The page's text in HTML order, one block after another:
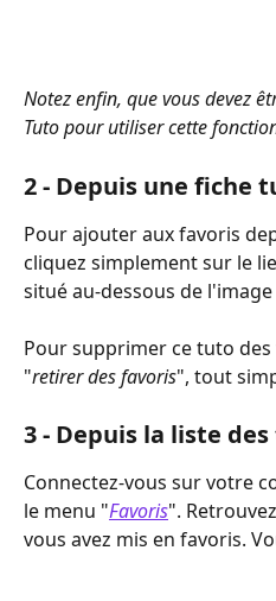
Notez enfin, que vous devez
Tuto pour utiliser cette
2 - Depuis une fiche
Pour ajouter aux favoris
cliquez simplement sur le
situé au-dessous de
Pour supprimer ce tuto
"retirer des favoris", tout
3 - Depuis la liste
Connectez-vous sur votre
le menu "Favoris".
vous avez mis en favoris.